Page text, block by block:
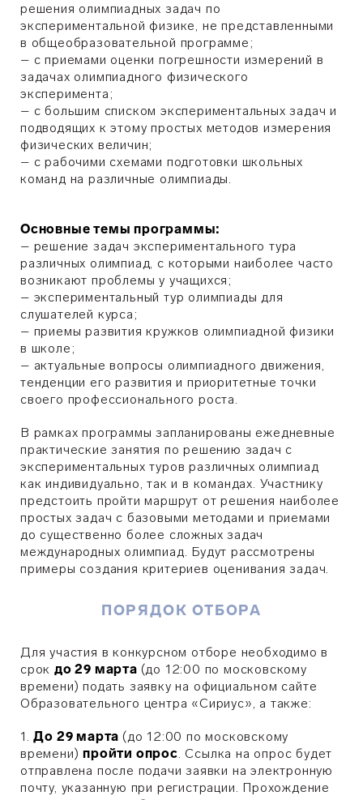
решения олимпиадных задач по
экспериментальной физике, не представленными
в общеобразовательной программе;
– с приемами оценки погрешности измерений в
задачах олимпиадного физического
эксперимента;
– с большим списком экспериментальных задач и
подводящих к этому простых методов измерения
физических величин;
– с рабочими схемами подготовки школьных
команд на различные олимпиады.
Основные темы программы:
– решение задач экспериментального тура
различных олимпиад, с которыми наиболее часто
возникают проблемы у учащихся;
– экспериментальный тур олимпиады для
слушателей курса;
– приемы развития кружков олимпиадной физики
в школе;
– актуальные вопросы олимпиадного движения,
тенденции его развития и приоритетные точки
своего профессионального роста.
В рамках программы запланированы ежедневные
практические занятия по решению задач с
экспериментальных туров различных олимпиад
как индивидуально, так и в командах. Участнику
предстоить пройти маршрут от решения наиболее
простых задач с базовыми методами и приемами
до существенно более сложных задач
международных олимпиад. Будут рассмотрены
примеры создания критериев оценивания задач.
ПОРЯДОК ОТБОРА
Для участия в конкурсном отборе необходимо в
срок до 29 марта (до 12:00 по московскому
времени) подать заявку на официальном сайте
Образовательного центра «Сириус», а также:
1.До 29 марта (до 12:00 по московскому
времени)пройти опрос. Ссылка на опрос будет
отправлена после подачи заявки на электронную
почту, указанную при регистрации. Прохождение